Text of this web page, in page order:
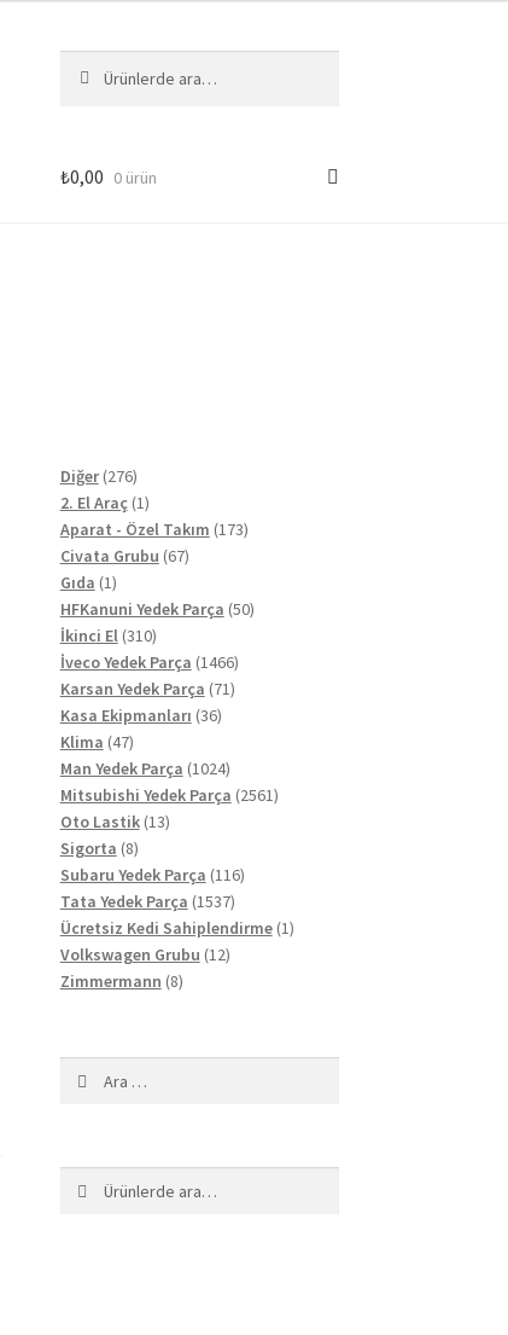
₺0,00 0 ürün
Diğer 276276
ürün
2. El Araç 11
ürün
Aparat - Özel Takım 173173
Civata Grubu 6767
Gıda 11
ürün
HFKanuni Yedek Parça 5050
İkinci El 310310
ürün
İveco Yedek Parça 14661466
ürün
Karsan Yedek Parça 7171
Kasa Ekipmanları 3636
Klima 4747
ürün
Man Yedek Parça 10241024
ürün
Mitsubishi Yedek Parça 25612561
Oto Lastik 1313
Sigorta 88
ürün
Subaru Yedek Parça 116116
Tata Yedek Parça 15371537
ürün
Ücretsiz Kedi Sahiplendirme 11
Volkswagen Grubu 1212
Zimmermann 88